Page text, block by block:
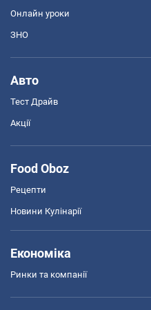
Онлайн уроки
ЗНО
Авто
Тест Драйв
Акції
Food Oboz
Рецепти
Новини Кулінарії
Економіка
Ринки та компанії